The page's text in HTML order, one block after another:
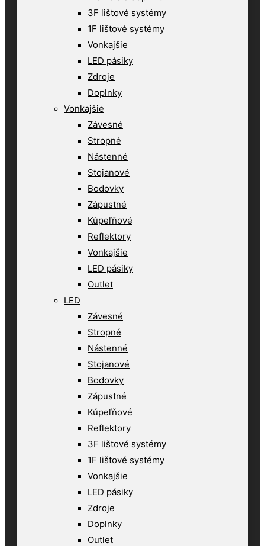
3F lištové systémy
1F lištové systémy
Vonkajšie
LED pásiky
Zdroje
Doplnky
Vonkajšie
Závesné
Stropné
Nástenné
Stojanové
Bodovky
Zápustné
Kúpeľňové
Reflektory
Vonkajšie
LED pásiky
Outlet
LED
Závesné
Stropné
Nástenné
Stojanové
Bodovky
Zápustné
Kúpeľňové
Reflektory
3F lištové systémy
1F lištové systémy
Vonkajšie
LED pásiky
Zdroje
Doplnky
Outlet